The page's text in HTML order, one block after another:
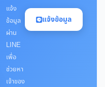
แจ้ง
ข้อมูล
ผ่าน
LINE
เพื่อ
ช่วยหา
เจ้าของ
แจ้งข้อมูล